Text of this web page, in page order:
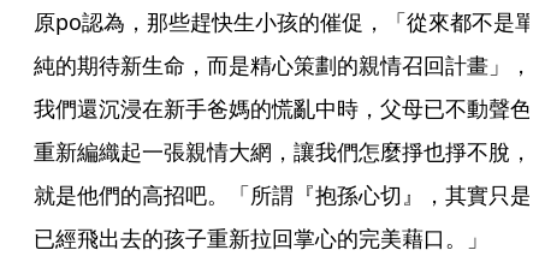
原po認為，那些趕快生小孩的催促，「從來都不是單
純的期待新生命，而是精心策劃的親情召回計畫」，
我們還沉浸在新手爸媽的慌亂中時，父母已不動聲色
重新編織起一張親情大網，讓我們怎麼掙也掙不脫，
就是他們的高招吧。「所謂『抱孫心切』，其實只是
已經飛出去的孩子重新拉回掌心的完美藉口。」